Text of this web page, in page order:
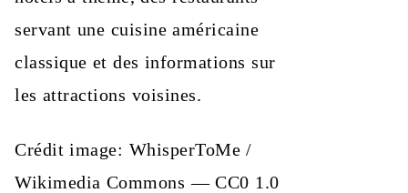
servant une cuisine américaine
classique et des informations sur
les attractions voisines.
Crédit image: WhisperToMe /
Wikimedia Commons — CC0 1.0